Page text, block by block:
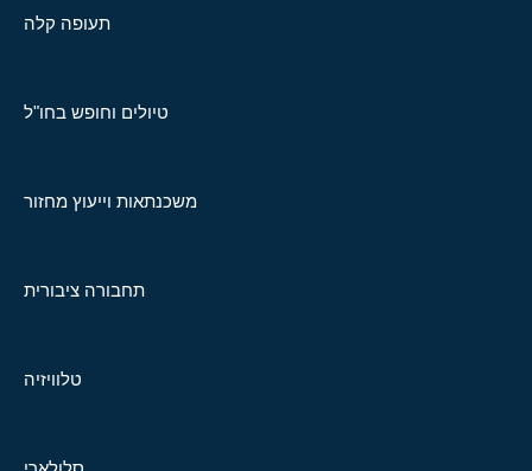
תעופה קלה
טיולים וחופש בחו"ל
משכנתאות וייעוץ מחזור
תחבורה ציבורית
טלוויזיה